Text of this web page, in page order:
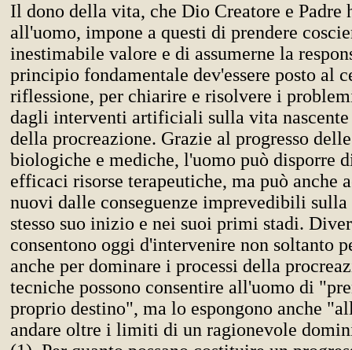
Il dono della vita, che Dio Creatore e Padre
all'uomo, impone a questi di prendere
inestimabile valore e di assumerne la
principio fondamentale dev'essere posto al
riflessione, per chiarire e risolvere i
dagli interventi artificiali sulla vita nascente
della procreazione. Grazie al progresso
biologiche e mediche, l'uomo può disporre
efficaci risorse terapeutiche, ma può anche
nuovi dalle conseguenze imprevedibili
stesso suo inizio e nei suoi primi stadi.
consentono oggi d'intervenire non soltanto
anche per dominare i processi della
tecniche possono consentire all'uomo di
proprio destino", ma lo espongono anche
andare oltre i limiti di un ragionevole